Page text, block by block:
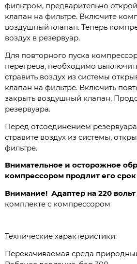
фильтром, предварительно
клапан на фильтре. Включите
воздушный клапан. Теперь
воздух в резервуар.
Для повторного пуска
перегрева, необходимо
стравить воздух из системы
клапан на фильтре. Включить
закрыть воздушный клапан.
резервуара.
Перед отсоединением
стравите воздух из системы,
фильтре.
Внимательное и осторожное
компрессором продлит его
Внимание! Адаптер на 220 вольт
комплекте с компрессором
Технические характеристики:
Перекачиваемая среда